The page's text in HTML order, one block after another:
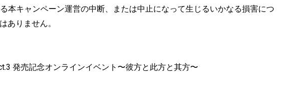
本キャンペーン運営の中断、または中止になって生じるいかなる損害につ
ありません。
発売記念オンラインイベント〜彼方と此方と其方〜